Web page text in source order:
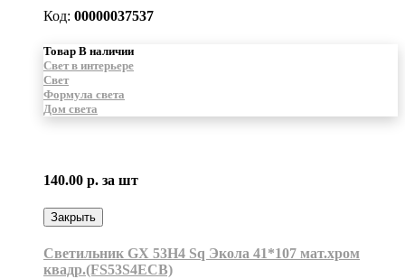
Код: 00000037537
Товар В наличии
Свет в интерьере
Свет
Формула света
Дом света
140.00 р. за шт
Закрыть
Светильник GX 53H4 Sq Экола 41*107 мат.хром
квадр.(FS53S4ECB)